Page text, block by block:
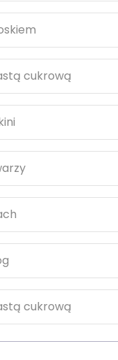
cukrową
cukrową